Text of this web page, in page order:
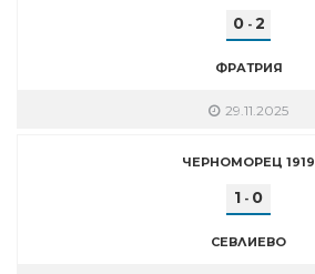
0- 2
ФРАТРИЯ
29.11.2025
ЧЕРНОМОРЕЦ 1919
1 - 0
СЕВЛИЕВО